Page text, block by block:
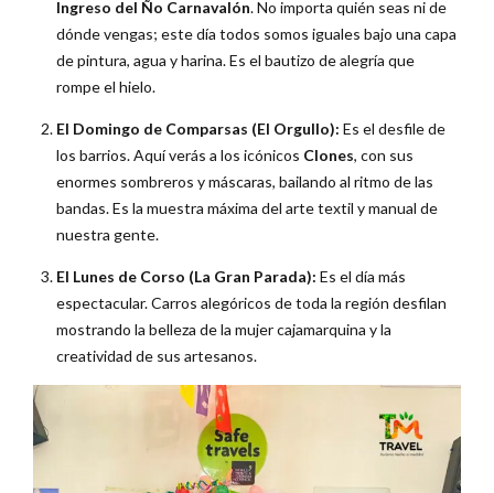
Ingreso del Ño Carnavalón. No importa quién seas ni de
dónde vengas; este día todos somos iguales bajo una capa
de pintura, agua y harina. Es el bautizo de alegría que
rompe el hielo.
El Domingo de Comparsas (El Orgullo): Es el desfile de
los barrios. Aquí verás a los icónicos Clones, con sus
enormes sombreros y máscaras, bailando al ritmo de las
bandas. Es la muestra máxima del arte textil y manual de
nuestra gente.
El Lunes de Corso (La Gran Parada): Es el día más
espectacular. Carros alegóricos de toda la región desfilan
mostrando la belleza de la mujer cajamarquina y la
creatividad de sus artesanos.